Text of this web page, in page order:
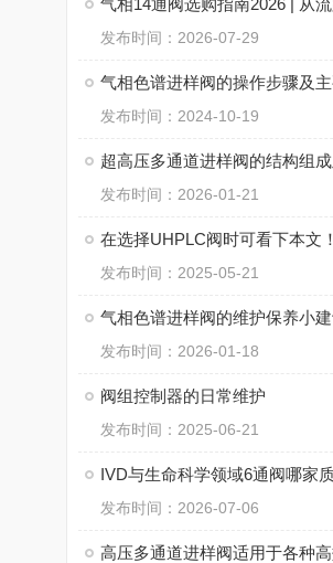
发布时间：2026-07-29
发布时间：2024-10-19
发布时间：2026-01-21
在选择UHPLC阀时可看下本文！
发布时间：2025-05-21
发布时间：2026-01-18
阀组控制器的日常维护
发布时间：2025-06-21
发布时间：2026-07-06